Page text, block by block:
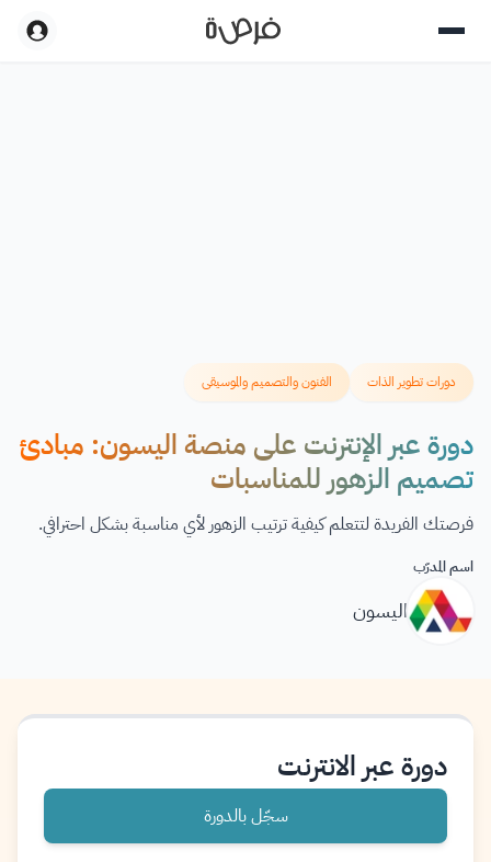
دورات تطوير الذات الفنون والتصميم والموسيقى
دورة عبر الإنترنت على منصة اليسون: مبادئ
تصميم الزهور للمناسبات
فرصتك الفريدة لتتعلم كيفية ترتيب الزهور لأي مناسبة بشكل احترافي.
اسم المدرّب
اليسون
دورة عبر الانترنت
سجّل بالدورة